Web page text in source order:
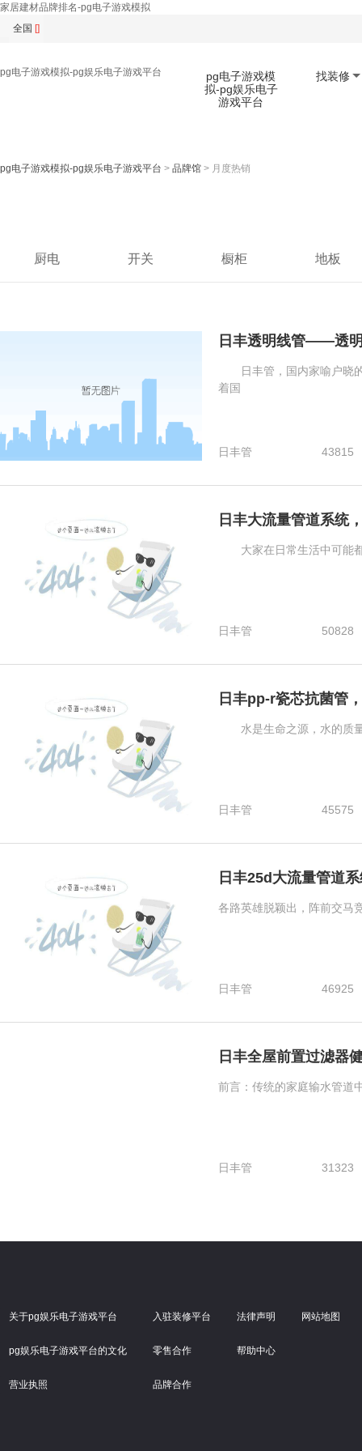
家居建材品牌排名-pg电子游戏模拟
全国 []
pg电子游戏模拟-pg娱乐电子游戏平台
pg电子游戏模
拟-pg娱乐电子
游戏平台
找装修
pg电子游戏模拟-pg娱乐电子游戏平台 > 品牌馆 > 月度热销
厨电 开关 橱柜 地板
日丰透明线管——透
日丰管，国内家喻户晓的
着国
日丰管 43815
日丰大流量管道系
大家在日常生活中可能都
日丰管 50828
日丰pp-r瓷芯抗菌管
水是生命之源，水的质量
日丰管 45575
日丰25d大流量管道
各路英雄脱颖出，阵前交马
日丰管 46925
日丰全屋前置过滤器
前言：传统的家庭输水管道
日丰管 31323
关于pg娱乐电子游戏平台
pg娱乐电子游戏平台的文化
营业执照
入驻装修平台
零售合作
品牌合作
法律声明
帮助中心
网站地图